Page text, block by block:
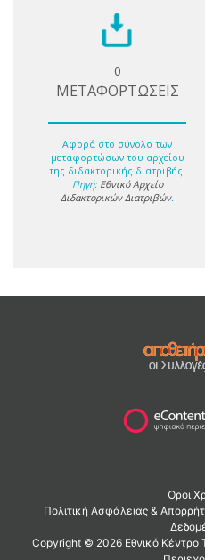
0
ΜΕΤΑΦΟΡΤΩΣΕΙΣ
Αφορά στο σύνολο των
μεταφορτώσων του αρχείου
της διδακτορικής διατριβής.
Πηγή: Εθνικό Αρχείο
Διδακτορικών Διατριβών.